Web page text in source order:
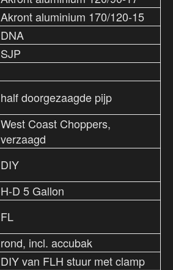
Akront aluminium 170/120-15
DNA
SJP
half doorgezaagde pijp
West Coast Choppers,
verzaagd
DIY
H-D 5 Gallon
FL
rond, incl. accubak
DIY van FLH stuur met clamp